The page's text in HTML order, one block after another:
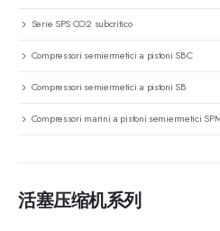
Serie SPS CO2 subcritico
Compressori semiermetici a pistoni SBC
Compressori semiermetici a pistoni SB
Compressori marini a pistoni semiermetici
活塞压缩机系列